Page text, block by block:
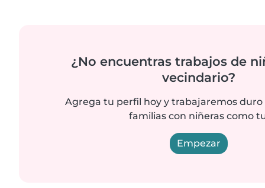
¿No encuentras trabajos de
vecindario?
Agrega tu perfil hoy y trabajaremos duro
familias con niñeras como
Empezar